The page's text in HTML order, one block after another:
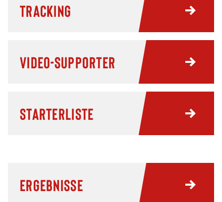
Tracking
Video-Supporter
Starterliste
Ergebnisse